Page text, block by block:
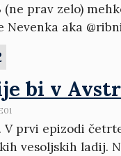
(ne prav zelo)
Nevenka aka
bi v
V prvi epizodi
vesoljskih ladij.